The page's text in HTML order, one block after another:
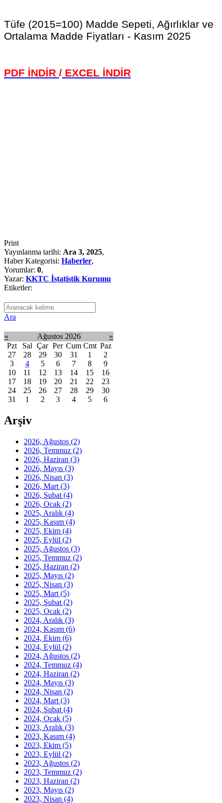
Tüfe (2015=100) Madde Sepeti, Ağırlıklar ve
Ortalama Madde Fiyatları - Kasım 2025
PDF İNDİR / EXCEL İNDİR
Print
Yayınlanma tarihi: Ara 3, 2025,
Haber Kategorisi: Haberler,
Yorumlar: 0,
Yazar: KKTC İstatistik Kurumu
Etiketler:
Ara
« Ağustos 2026
»
Pzt
Sal Çar Per Cum Cmt Paz
27
28 29 30 31 1
2
3
4 5 6 7 8
9
10
11 12 13 14 15
16
17
18 19 20 21 22
23
24
25 26 27 28 29
30
31
1 2 3 4 5 6
Arşiv
2026, Ağustos (2)
2026, Temmuz (2)
2026, Haziran (3)
2026, Mayıs (3)
2026, Nisan (3)
2026, Mart (3)
2026, Şubat (4)
2026, Ocak (2)
2025, Aralık (4)
2025, Kasım (4)
2025, Ekim (4)
2025, Eylül (2)
2025, Ağustos (3)
2025, Temmuz (2)
2025, Haziran (2)
2025, Mayıs (2)
2025, Nisan (3)
2025, Mart (5)
2025, Şubat (2)
2025, Ocak (2)
2024, Aralık (3)
2024, Kasım (6)
2024, Ekim (6)
2024, Eylül (2)
2024, Ağustos (2)
2024, Temmuz (4)
2024, Haziran (2)
2024, Mayıs (3)
2024, Nisan (2)
2024, Mart (3)
2024, Şubat (4)
2024, Ocak (5)
2023, Aralık (3)
2023, Kasım (4)
2023, Ekim (5)
2023, Eylül (2)
2023, Ağustos (2)
2023, Temmuz (2)
2023, Haziran (2)
2023, Mayıs (2)
2023, Nisan (4)